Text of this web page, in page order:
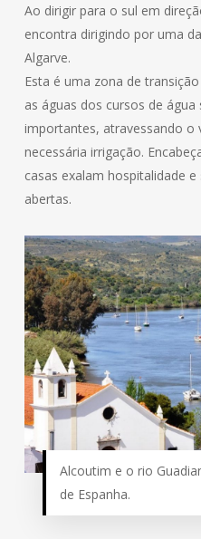
Ao dirigir para o sul em
encontra dirigindo por uma
Algarve.
Esta é uma zona de
as águas dos cursos de
importantes, atravessando o
necessária irrigação.
casas exalam hospitalidade
abertas.
Alcoutim e o rio
de Espanha.